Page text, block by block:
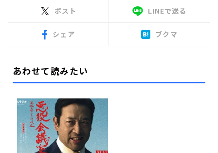
ポスト LINEで送る
シェア ブクマ
あわせて読みたい